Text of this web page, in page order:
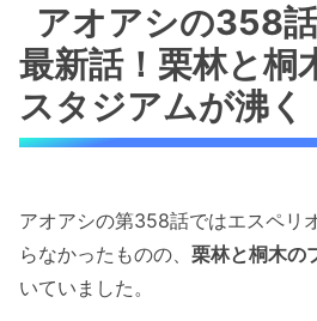
アオアシの358
最新話！栗林と桐
スタジアムが沸く
アオアシの第358話ではエスペリ
らなかったものの、 栗林と桐木の
いていました。